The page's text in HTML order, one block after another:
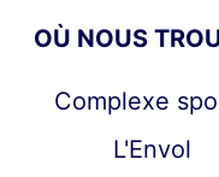
OÙ NOUS
Complexe
L'Envol